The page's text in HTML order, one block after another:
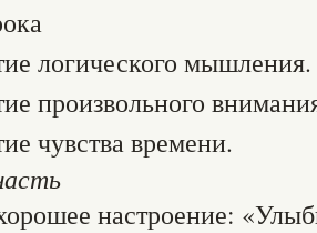
логического мышления.
произвольного
чувства времени.
настроение: